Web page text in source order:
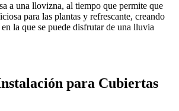
a una llovizna, al tiempo que permite que
para las plantas y refrescante, creando
la que se puede disfrutar de una lluvia
para Cubiertas